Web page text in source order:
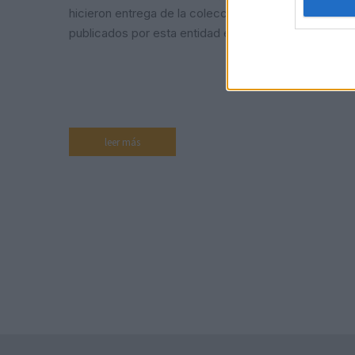
hicieron entrega de la colección de libros
publicados por esta entidad entre 2015 y 2023.…
leer más